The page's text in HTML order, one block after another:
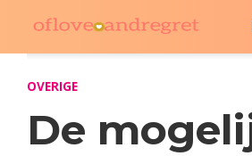
OVERIGE
De